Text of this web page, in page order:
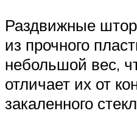
Раздвижные
из прочного
небольшой вес,
отличает их от
закаленного